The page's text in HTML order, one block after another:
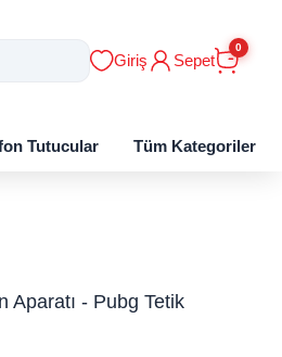
Giriş Sepet
0
Tutucular Tüm Kategoriler
Aparatı - Pubg Tetik